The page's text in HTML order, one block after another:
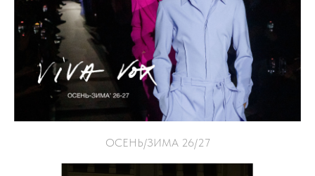
ОСЕНЬ/ЗИМА 26/27